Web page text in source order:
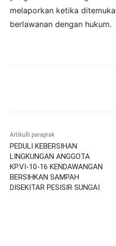
melaporkan ketika
berlawanan dengan hukum.
Artikulli paraprak
PEDULI KEBERSIHAN
LINGKUNGAN ANGGOTA
KP.VI-10-16 KENDAWANGAN
BERSIHKAN SAMPAH
DISEKITAR PESISIR SUNGAI